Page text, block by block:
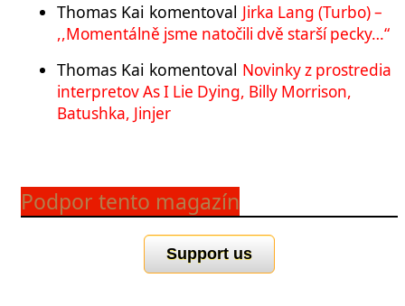
Thomas Kai komentoval Jirka Lang (Turbo) –
,,Momentálně jsme natočili dvě starší pecky…“
Thomas Kai komentoval Novinky z prostredia
interpretov As I Lie Dying, Billy Morrison,
Batushka, Jinjer
Podpor tento magazín
Support us